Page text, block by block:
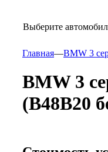
Выберите
Главная—BMW 3
BMW 3
(B48B20